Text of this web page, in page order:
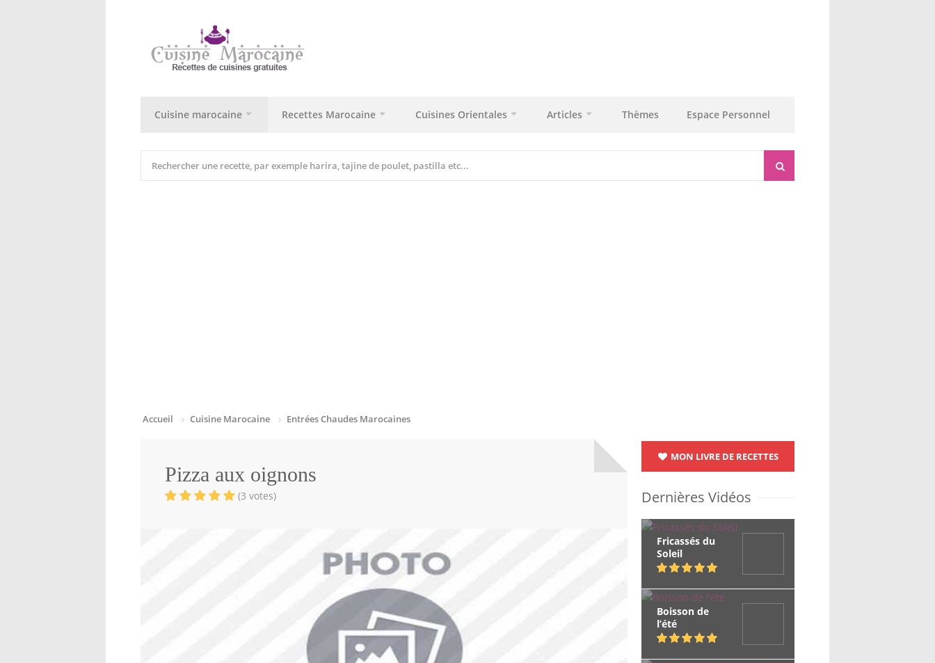
Cuisine marocaine Recettes Marocaine Cuisines Orientales Articles Thèmes Espace Personnel
Accueil Cuisine Marocaine Entrées Chaudes Marocaines
Pizza aux oignons
(3 votes)
MON LIVRE DE RECETTES
Dernières Vidéos
Fricassés du
Soleil
Boisson de
l’été